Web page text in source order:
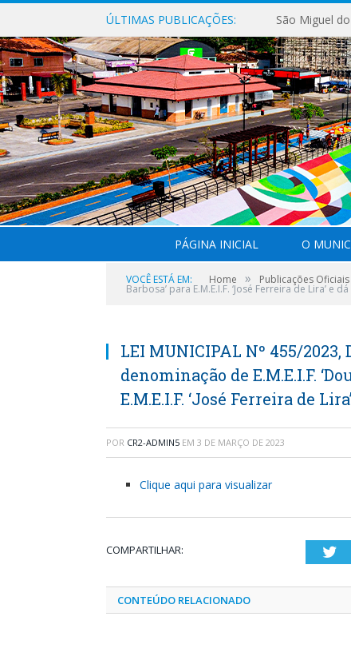
ÚLTIMAS PUBLICAÇÕES:
PÁGINA INICIAL O
VOCÊ ESTÁ EM: Home » Publicações Oficiais
Barbosa’ para E.M.E.I.F. ‘José Ferreira de Lira’ e
LEI MUNICIPAL Nº 455/2023,
denominação de E.M.E.I.F.
E.M.E.I.F. ‘José Ferreira de
POR CR2-ADMIN5 EM 3 DE MARÇO DE 2023
Clique aqui para visualizar
COMPARTILHAR:
CONTEÚDO RELACIONADO